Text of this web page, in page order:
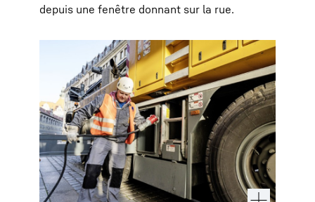
depuis une fenêtre donnant sur la rue.